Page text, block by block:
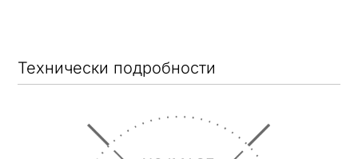
Технически подробности